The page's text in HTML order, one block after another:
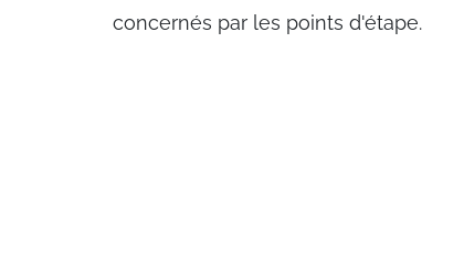
concernés par les points d'étape.